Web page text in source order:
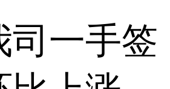
司一手签